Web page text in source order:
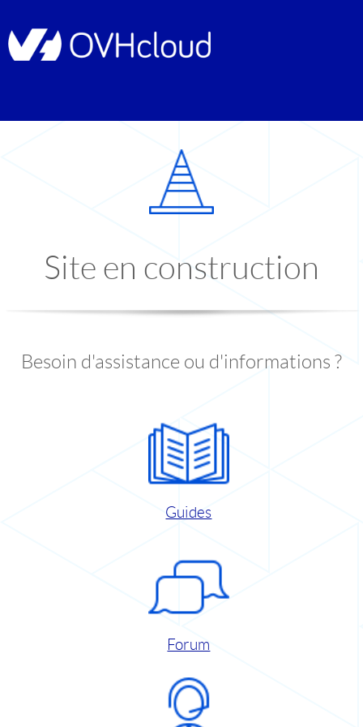
Site en construction
Besoin d'assistance ou d'informations ?
Guides
Forum